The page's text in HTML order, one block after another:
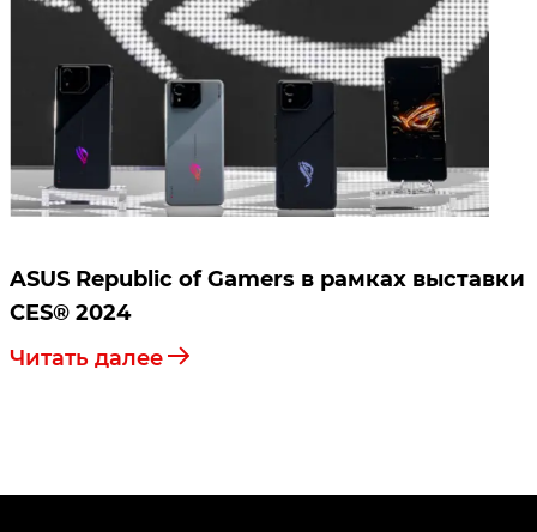
ASUS Republic of Gamers в рамках выставки
CES® 2024
Читать далее